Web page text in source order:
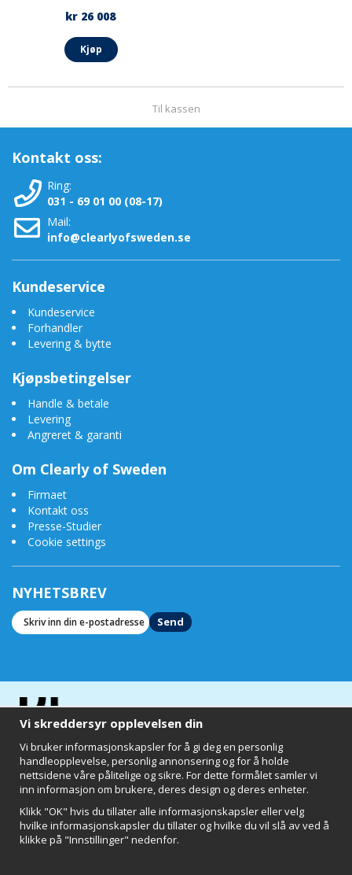
kr 26 008
Kjøp
Til kassen
Kontakt oss:
Ring:
031 - 69 01 00 (08-17)
Mail:
info@clearlyofsweden.se
Kundeservice
Kundeservice
Forhandler
Levering & bytte
Kjøpsbetingelser
Handle & betale
Levering
Angreret & garanti
Om Clearly of Sweden
Firmaet
Kontakt oss
Presse-Studier
Cookie settings
NYHETSBREV
Send
Vi skreddersyr opplevelsen din
Vi bruker informasjonskapsler for å gi deg en personlig
handleopplevelse, personlig annonsering og for å holde
nettsidene våre pålitelige og sikre. For dette formålet samler vi
inn informasjon om brukere, deres design og deres enheter.
Klikk "OK" hvis du tillater alle informasjonskapsler eller velg
hvilke informasjonskapsler du tillater og hvilke du vil slå av ved å
klikke på "Innstillinger" nedenfor.